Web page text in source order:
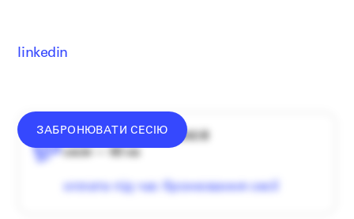
linkedin
ЗАБРОНЮВАТИ СЕСІЮ
середній донат — 1340 ₴
сесія — 60 хв
оплата під час бронювання сесії